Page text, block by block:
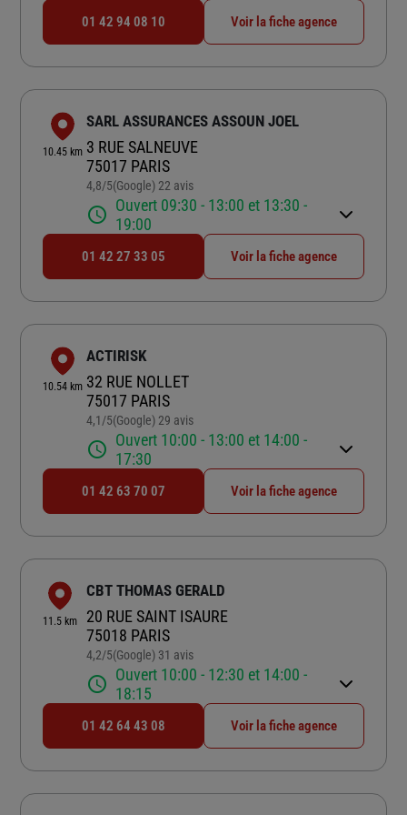
01 42 94 08 10 Voir la fiche agence
10.45 km
SARL ASSURANCES ASSOUN JOEL
3 RUE SALNEUVE
75017 PARIS
4,8/5Note de 4.8 sur 5
(Google) 22 avis
Ouvert 09:30 - 13:00 et 13:30 -
19:00
01 42 27 33 05 Voir la fiche agence
10.54 km
ACTIRISK
32 RUE NOLLET
75017 PARIS
4,1/5Note de 4.1 sur 5
(Google) 29 avis
Ouvert 10:00 - 13:00 et 14:00 -
17:30
01 42 63 70 07 Voir la fiche agence
11.5 km
CBT THOMAS GERALD
20 RUE SAINT ISAURE
75018 PARIS
4,2/5Note de 4.2 sur 5
(Google) 31 avis
Ouvert 10:00 - 12:30 et 14:00 -
18:15
01 42 64 43 08 Voir la fiche agence